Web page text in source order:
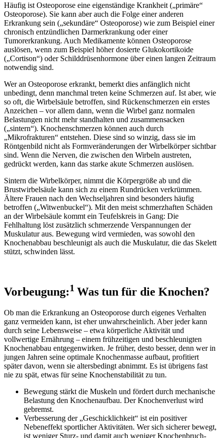
Häufig ist Osteoporose eine eigenständige Krankheit („primäre“
Osteoporose). Sie kann aber auch die Folge einer anderen
Erkrankung sein („sekundäre“ Osteoporose) wie zum Beispiel einer
chronisch entzündlichen Darmerkrankung oder einer
Tumorerkrankung. Auch Medikamente können Osteoporose
auslösen, wenn zum Beispiel höher dosierte Glukokortikoide
(„Cortison“) oder Schilddrüsenhormone über einen langen Zeitraum
notwendig sind.
Wer an Osteoporose erkrankt, bemerkt dies anfänglich nicht
unbedingt, denn manchmal treten keine Schmerzen auf. Ist aber, wie
so oft, die Wirbelsäule betroffen, sind Rückenschmerzen ein erstes
Anzeichen – vor allem dann, wenn die Wirbel ganz normalen
Belastungen nicht mehr standhalten und zusammensacken
(„sintern“). Knochenschmerzen können auch durch
„Mikrofrakturen“ entstehen. Diese sind so winzig, dass sie im
Röntgenbild nicht als Formveränderungen der Wirbelkörper sichtbar
sind. Wenn die Nerven, die zwischen den Wirbeln austreten,
gedrückt werden, kann das starke akute Schmerzen auslösen.
Sintern die Wirbelkörper, nimmt die Körpergröße ab und die
Brustwirbelsäule kann sich zu einem Rundrücken verkrümmen.
Ältere Frauen nach den Wechseljahren sind besonders häufig
betroffen („Witwenbuckel“). Mit den meist schmerzhaften Schäden
an der Wirbelsäule kommt ein Teufelskreis in Gang: Die
Fehlhaltung löst zusätzlich schmerzende Verspannungen der
Muskulatur aus. Bewegung wird vermieden, was sowohl den
Knochenabbau beschleunigt als auch die Muskulatur, die das Skelett
stützt, schwinden lässt.
Vorbeugung:1 Was tun für die Knochen?
Ob man die Erkrankung an Osteoporose durch eigenes Verhalten
ganz vermeiden kann, ist eher unwahrscheinlich. Aber jeder kann
durch seine Lebensweise – etwa körperliche Aktivität und
vollwertige Ernährung – einem frühzeitigen und beschleunigten
Knochenabbau entgegenwirken. Je früher, desto besser, denn wer in
jungen Jahren seine optimale Knochenmasse aufbaut, profitiert
später davon, wenn sie altersbedingt abnimmt. Es ist übrigens fast
nie zu spät, etwas für seine Knochenstabilität zu tun.
Bewegung stärkt die Muskeln und fördert durch mechanische
Belastung den Knochenaufbau. Der Knochenverlust wird
gebremst.
Verbesserung der „Geschicklichkeit“ ist ein positiver
Nebeneffekt sportlicher Aktivitäten. Wer sich sicherer bewegt,
ist weniger Sturz- und damit auch weniger Knochenbruch-